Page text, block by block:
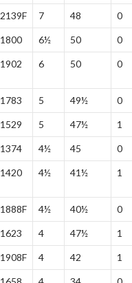
2139F 7 48 0
1800 6½ 50 0
1902 6 50 0
1783 5 49½ 0
1529 5 47½ 1
1374 4½ 45 0
1420 4½ 41½ 1
1888F 4½ 40½ 0
1623 4 47½ 1
1908F 4 42 1